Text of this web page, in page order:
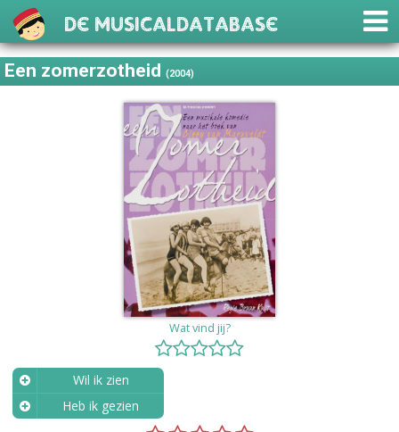
De Musicaldatabase
Een zomerzotheid(2004)
Wat vind jij?
Wil ik zien
Heb ik gezien